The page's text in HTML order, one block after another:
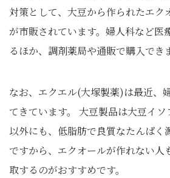
対策として、大豆から作られたエク
が市販されています。婦人科など医
るほか、調剤薬局や通販で購入でき
なお、エクエル(大塚製薬)は最近、
てきています。 大豆製品は大豆イソ
以外にも、低脂肪で良質なたんぱく
ですから、エクオールが作れない人
取するのがおすすめです。